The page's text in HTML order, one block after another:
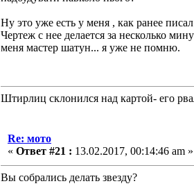
Ну это уже есть у меня , как ранее
Чертеж с нее делается за несколько
меня мастер шатун... я уже не помню.
Штирлиц склонился над картой- его
Re: мото
« Ответ #21 : 13.02.2017, 00:14:46 am »
Вы собрались делать звезду?